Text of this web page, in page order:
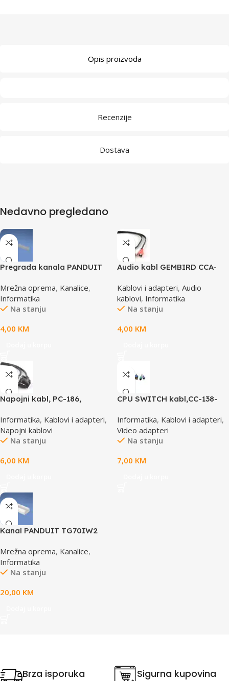
Opis proizvoda
Recenzije
Dostava
Nedavno pregledano
Pregrada kanala PANDUIT
Mrežna oprema, Kanalice,
Informatika
Na stanju
4,00 KM
Audio kabl GEMBIRD CCA-
phono, 1,5m
Kablovi i adapteri, Audio
kablovi, Informatika
Na stanju
4,00 KM
Napojni kabl, PC-186,
Informatika, Kablovi i adapteri,
Napojni kablovi
Na stanju
6,00 KM
CPU SWITCH kabl,CC-138-
Informatika, Kablovi i adapteri,
Video adapteri
Na stanju
7,00 KM
Kanal PANDUIT TG70IW2
Mrežna oprema, Kanalice,
Informatika
Na stanju
20,00 KM
Brza isporuka Sigurna kupovina